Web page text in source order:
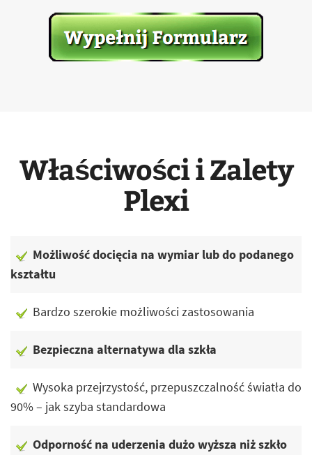
Właściwości i Zalety
Plexi
Możliwość docięcia na wymiar lub do podanego
kształtu
Bardzo szerokie możliwości zastosowania
Bezpieczna alternatywa dla szkła
Wysoka przejrzystość, przepuszczalność światła do
90% – jak szyba standardowa
Odporność na uderzenia dużo wyższa niż szkło